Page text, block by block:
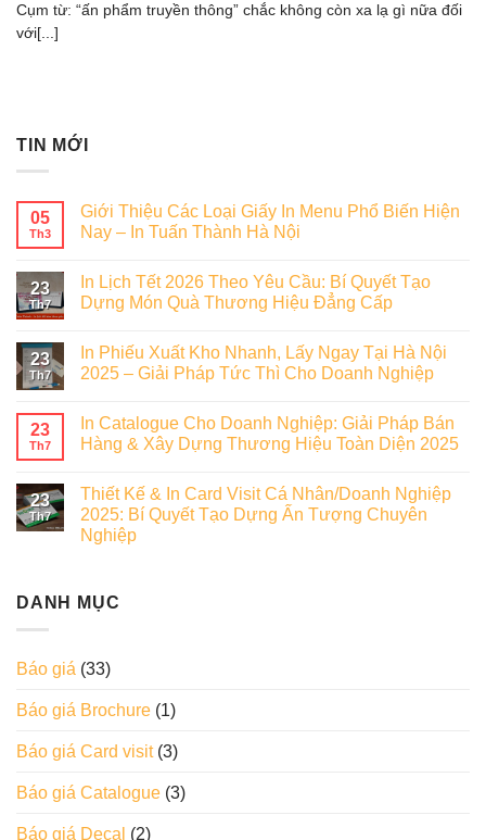
Cụm từ: “ấn phẩm truyền thông” chắc không còn xa lạ gì nữa đối
với[...]
TIN MỚI
05
Th3
Giới Thiệu Các Loại Giấy In Menu Phổ Biến Hiện
Nay – In Tuấn Thành Hà Nội
23
Th7
In Lịch Tết 2026 Theo Yêu Cầu: Bí Quyết Tạo
Dựng Món Quà Thương Hiệu Đẳng Cấp
23
Th7
In Phiếu Xuất Kho Nhanh, Lấy Ngay Tại Hà Nội
2025 – Giải Pháp Tức Thì Cho Doanh Nghiệp
23
Th7
In Catalogue Cho Doanh Nghiệp: Giải Pháp Bán
Hàng & Xây Dựng Thương Hiệu Toàn Diện 2025
23
Th7
Thiết Kế & In Card Visit Cá Nhân/Doanh Nghiệp
2025: Bí Quyết Tạo Dựng Ấn Tượng Chuyên
Nghiệp
DANH MỤC
Báo giá (33)
Báo giá Brochure (1)
Báo giá Card visit(3)
Báo giá Catalogue (3)
Báo giá Decal (2)